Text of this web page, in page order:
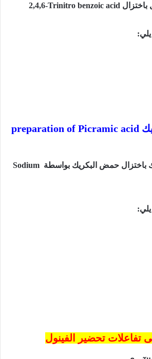
2,4,6-Trinitro benzoic acid
preparation of Picramic acid
باختزال حمض البكريك بواسطة Sodium
تفاعلات تحضير الفينول